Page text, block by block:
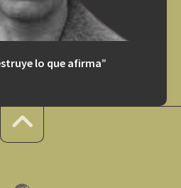
lo que afirma”